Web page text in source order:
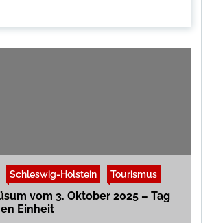
Schleswig-Holstein Tourismus
vom 3. Oktober 2025 – Tag
Einheit